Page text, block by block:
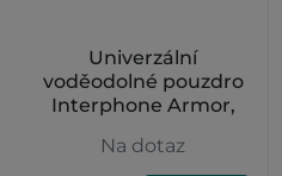
Univerzální
voděodolné pouzdro
Interphone Armor,
Na dotaz